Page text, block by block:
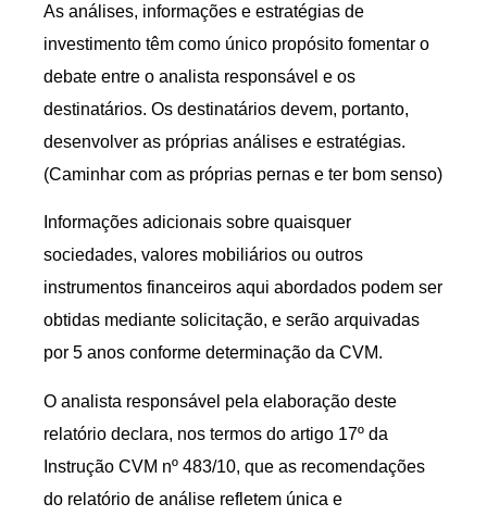
As análises, informações e estratégias de
investimento têm como único propósito fomentar o
debate entre o analista responsável e os
destinatários. Os destinatários devem, portanto,
desenvolver as próprias análises e estratégias.
(Caminhar com as próprias pernas e ter bom senso)
Informações adicionais sobre quaisquer
sociedades, valores mobiliários ou outros
instrumentos financeiros aqui abordados podem ser
obtidas mediante solicitação, e serão arquivadas
por 5 anos conforme determinação da CVM.
O analista responsável pela elaboração deste
relatório declara, nos termos do artigo 17º da
Instrução CVM nº 483/10, que as recomendações
do relatório de análise refletem única e